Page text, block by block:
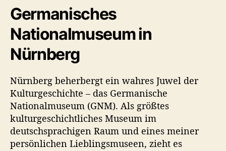
Germanisches
Nationalmuseum in
Nürnberg
Nürnberg beherbergt ein wahres Juwel der
Kulturgeschichte – das Germanische
Nationalmuseum (GNM). Als größtes
kulturgeschichtliches Museum im
deutschsprachigen Raum und eines meiner
persönlichen Lieblingsmuseen, zieht es